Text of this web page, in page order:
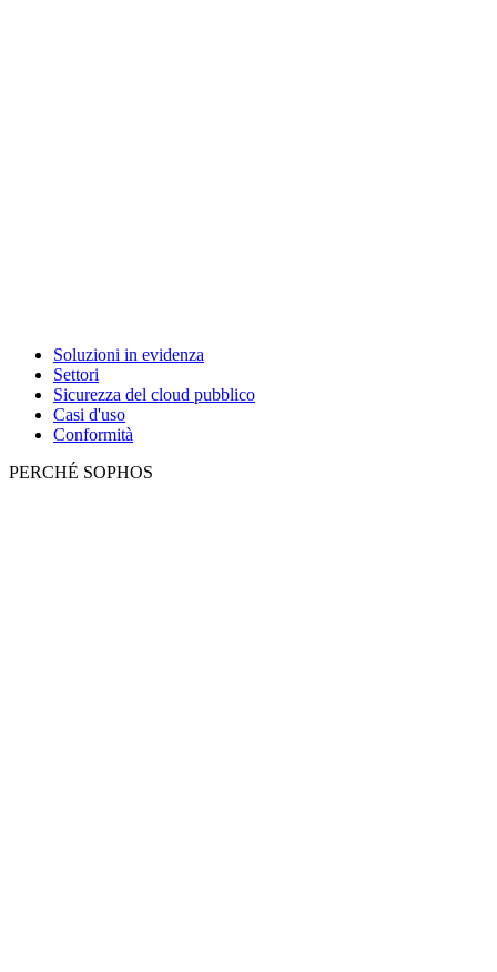
Soluzioni in evidenza
Settori
Sicurezza del cloud pubblico
Casi d'uso
Conformità
PERCHÉ SOPHOS